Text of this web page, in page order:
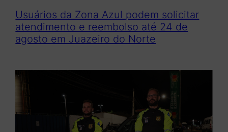
Usuários da Zona Azul podem solicitar
atendimento e reembolso até 24 de
agosto em Juazeiro do Norte